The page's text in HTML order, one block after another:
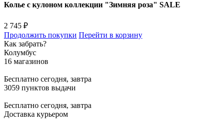
Колье с кулоном коллекции "Зимняя роза" SALE
2 745 ₽
Продолжить покупки Перейти в корзину
Как забрать?
Колумбус
16 магазинов
Бесплатно сегодня, завтра
3059 пунктов выдачи
Бесплатно сегодня, завтра
Доставка курьером